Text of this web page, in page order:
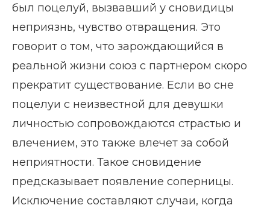
был поцелуй, вызвавший у сновидицы
неприязнь, чувство отвращения. Это
говорит о том, что зарождающийся в
реальной жизни союз с партнером скоро
прекратит существование. Если во сне
поцелуи с неизвестной для девушки
личностью сопровождаются страстью и
влечением, это также влечет за собой
неприятности. Такое сновидение
предсказывает появление соперницы.
Исключение составляют случаи, когда